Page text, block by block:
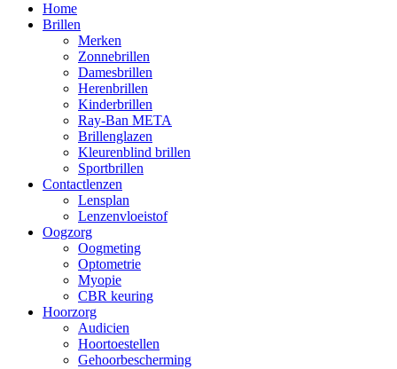
Home
Brillen
Merken
Zonnebrillen
Damesbrillen
Herenbrillen
Kinderbrillen
Ray-Ban META
Brillenglazen
Kleurenblind brillen
Sportbrillen
Contactlenzen
Lensplan
Lenzenvloeistof
Oogzorg
Oogmeting
Optometrie
Myopie
CBR keuring
Hoorzorg
Audicien
Hoortoestellen
Gehoorbescherming